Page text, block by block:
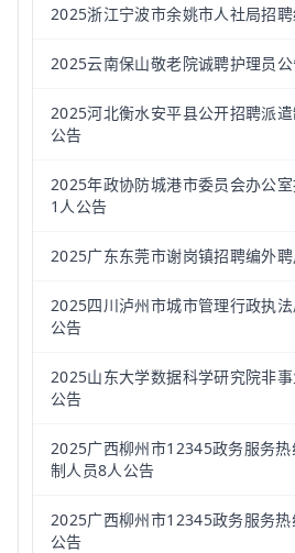
2025浙江宁波市余姚市人社局招
2025云南保山敬老院诚聘护理员
2025河北衡水安平县公开招聘派
公告
2025年政协防城港市委员会办公
1人公告
2025广东东莞市谢岗镇招聘编外
2025四川泸州市城市管理行政执
公告
2025山东大学数据科学研究院非
公告
2025广西柳州市12345政务服务
制人员8人公告
2025广西柳州市12345政务服务
公告